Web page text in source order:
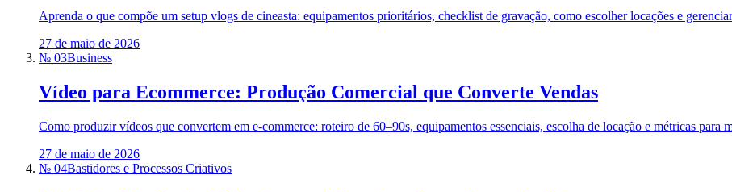
Aprenda o que compõe um setup vlogs de cineasta: equipamentos prioritários, checklist de gravação, como escolher locações e
27 de maio de 2026
№ 03Business
Vídeo para Ecommerce: Produção Comercial que Converte Vendas
Como produzir vídeos que convertem em e‑commerce: roteiro de 60–90s, equipamentos essenciais, escolha de locação e métricas para
27 de maio de 2026
№ 04Bastidores e Processos Criativos